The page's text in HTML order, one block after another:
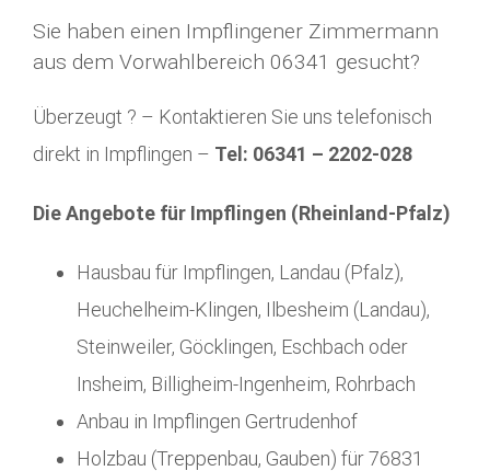
Sie haben einen Impflingener Zimmermann
aus dem Vorwahlbereich 06341 gesucht?
Überzeugt ? – Kontaktieren Sie uns telefonisch
direkt in Impflingen – Tel: 06341 – 2202-028
Die Angebote für Impflingen (Rheinland-Pfalz)
Hausbau für Impflingen, Landau (Pfalz),
Heuchelheim-Klingen, Ilbesheim (Landau),
Steinweiler, Göcklingen, Eschbach oder
Insheim, Billigheim-Ingenheim, Rohrbach
Anbau in Impflingen Gertrudenhof
Holzbau (Treppenbau, Gauben) für 76831